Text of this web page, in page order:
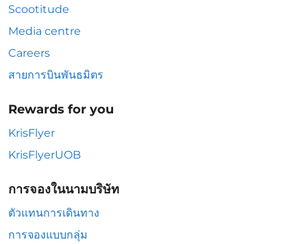
Scootitude
Media centre
Careers
สายการบินพันธมิตร
Rewards for you
KrisFlyer
KrisFlyerUOB
การจองในนามบริษัท
ตัวแทนการเดินทาง
การจองแบบกลุ่ม